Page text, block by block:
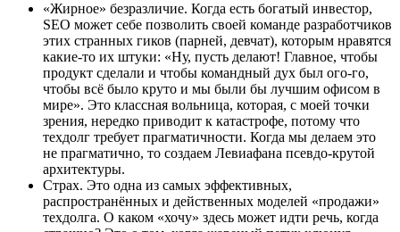
«Жирное» безразличие. Когда есть богатый инвестор,
SEO может себе позволить своей команде разработчиков
этих странных гиков (парней, девчат), которым нравятся
какие-то их штуки: «Ну, пусть делают! Главное, чтобы
продукт сделали и чтобы командный дух был ого-го,
чтобы всё было круто и мы были бы лучшим офисом в
мире». Это классная вольница, которая, с моей точки
зрения, нередко приводит к катастрофе, потому что
техдолг требует прагматичности. Когда мы делаем это
не прагматично, то создаем Левиафана псевдо-крутой
архитектуры.
Страх. Это одна из самых эффективных,
распространённых и действенных моделей «продажи»
техдолга. О каком «хочу» здесь может идти речь, когда